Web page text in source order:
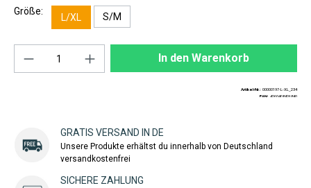
Größe:
L/XL S/M
Produkt Anzahl: Gib den gewünschten
In den Warenkorb
Artikel-Nr.: 00000197-L-XL_234
EAN: 4260408426840
GRATIS VERSAND IN DE
Unsere Produkte erhältst du innerhalb von Deutschland
versandkostenfrei
SICHERE ZAHLUNG